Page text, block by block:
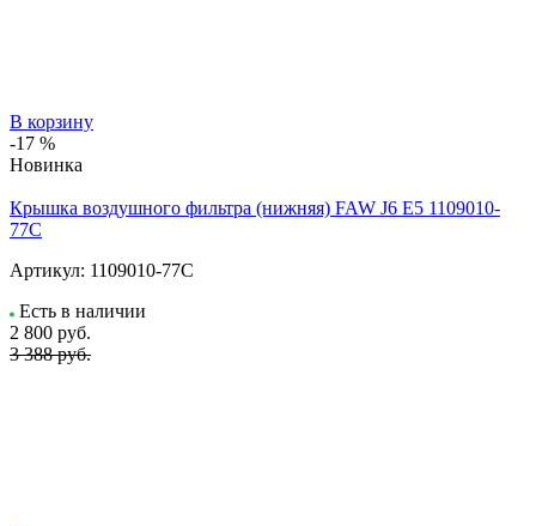
В корзину
-17 %
Новинка
Крышка воздушного фильтра (нижняя) FAW J6 E5 1109010-
77C
Артикул: 1109010-77C
Есть в наличии
2 800 руб.
3 388 руб.